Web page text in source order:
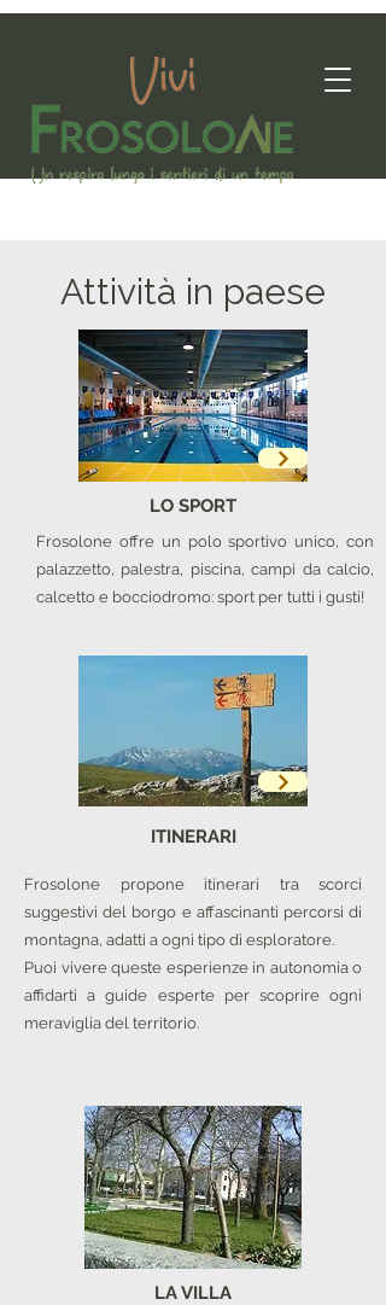
Attività in paese
LO SPORT
Frosolone offre un polo sportivo unico, con
palazzetto, palestra, piscina, campi da calcio,
calcetto e bocciodromo: sport per tutti i gusti!
ITINERARI
Frosolone propone itinerari tra scorci
suggestivi del borgo e affascinanti percorsi di
montagna, adatti a ogni tipo di esploratore.
Puoi vivere queste esperienze in autonomia o
affidarti a guide esperte per scoprire ogni
meraviglia del territorio.
LA VILLA